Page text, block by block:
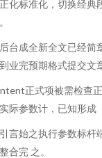
化标准化，切换经典
台成全新全文已经简
业完预期格式提交文
正式项被需检查
际参数计，已知形成
言始之执行参数标杆
合完 之。